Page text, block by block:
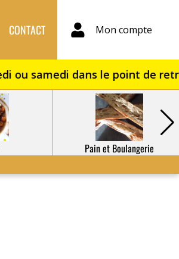
CONTACT Mon compte
Pain et Boulangerie